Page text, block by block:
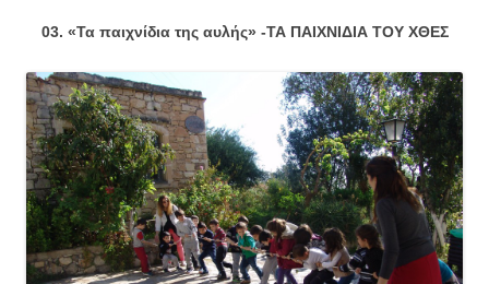
03. «Τα παιχνίδια της αυλής» -ΤΑ ΠΑΙΧΝΙΔΙΑ ΤΟΥ ΧΘΕΣ